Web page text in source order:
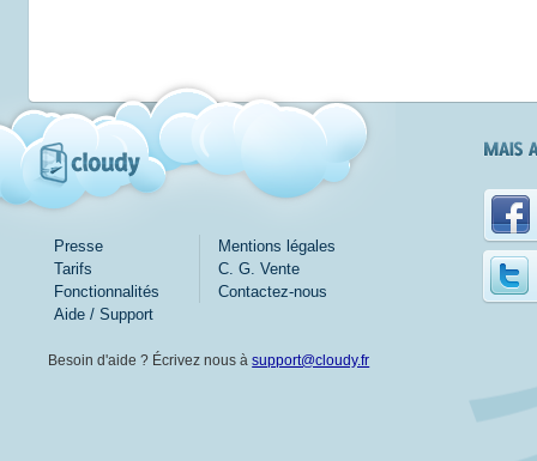
Presse
Tarifs
Fonctionnalités
Aide / Support
Mentions légales
C. G. Vente
Contactez-nous
Besoin d'aide ? Écrivez nous àsupport@cloudy.fr